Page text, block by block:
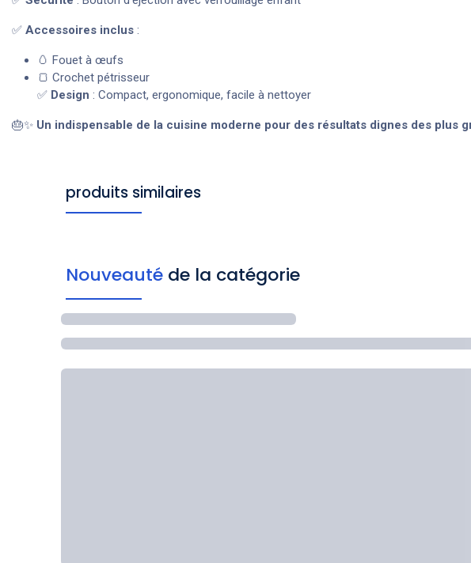
✅ Accessoires inclus :
🥚 Fouet à œufs
🍞 Crochet pétrisseur
✅ Design : Compact, ergonomique, facile à nettoyer
🎂✨ Un indispensable de la cuisine moderne pour des résultats dignes des plus
produits similaires
Nouveauté de la catégorie